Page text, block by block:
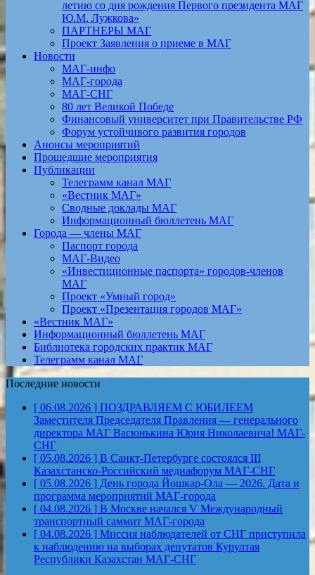
летию со дня рождения Первого президента МАГ
Ю.М. Лужкова»
ПАРТНЕРЫ МАГ
Проект Заявления о приеме в МАГ
Новости
МАГ-инфо
МАГ-города
МАГ-СНГ
80 лет Великой Победе
Финансовый университет при Правительстве РФ
Форум устойчивого развития городов
Анонсы мероприятий
Прошедшие мероприятия
Публикации
Телеграмм канал МАГ
«Вестник МАГ»
Сводные доклады МАГ
Информационный бюллетень МАГ
Города — члены МАГ
Паспорт города
МАГ-Видео
«Инвестиционные паспорта» городов-членов
МАГ
Проект «Умный город»
Проект «Презентация городов МАГ»
«Вестник МАГ»
Информационный бюллетень МАГ
Библиотека городских практик МАГ
Телеграмм канал МАГ
Последние новости
[ 06.08.2026 ] ПОЗДРАВЛЯЕМ С ЮБИЛЕЕМ
Заместителя Председателя Правления — генерального
директора МАГ Васюнькина Юрия Николаевича! МАГ-
СНГ
[ 05.08.2026 ] В Санкт-Петербурге состоялся III
Казахстанско-Российский медиафорум МАГ-СНГ
[ 05.08.2026 ] День города Йошкар-Ола — 2026. Дата и
программа мероприятий МАГ-города
[ 04.08.2026 ] В Москве начался V Международный
транспортный саммит МАГ-города
[ 04.08.2026 ] Миссия наблюдателей от СНГ приступила
к наблюдению на выборах депутатов Курултая
Республики Казахстан МАГ-СНГ